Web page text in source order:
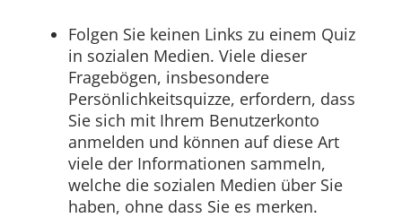
Folgen Sie keinen Links zu einem Quiz
in sozialen Medien. Viele dieser
Fragebögen, insbesondere
Persönlichkeitsquizze, erfordern, dass
Sie sich mit Ihrem Benutzerkonto
anmelden und können auf diese Art
viele der Informationen sammeln,
welche die sozialen Medien über Sie
haben, ohne dass Sie es merken.